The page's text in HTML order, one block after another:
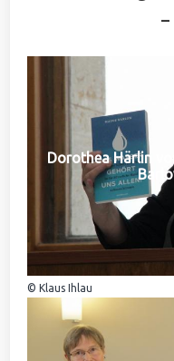
Dorothea Härlin
© Klaus Ihlau